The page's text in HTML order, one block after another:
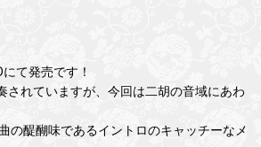
て発売です！
れていますが、今回は二胡の音域にあわ
の醍醐味であるイントロのキャッチーなメ